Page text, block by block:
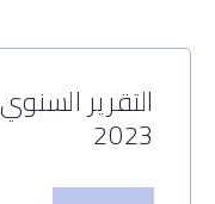
التقرير السنوي
2023